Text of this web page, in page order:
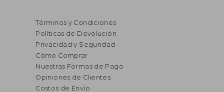
Términos y Condiciones
Políticas de Devolución
Privacidad y Seguridad
Cómo Comprar
Nuestras Formas de Pago
Opiniones de Clientes
Costos de Envío